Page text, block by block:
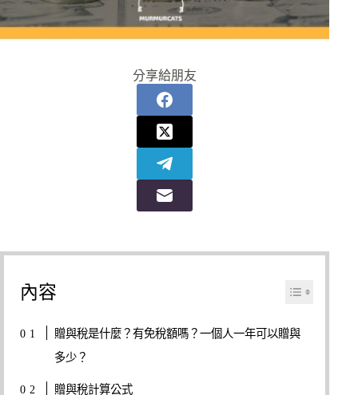
分享給朋友
內容
贈與稅是什麼？有免稅額嗎？一個人一年可以贈與
多少？
贈與稅計算公式